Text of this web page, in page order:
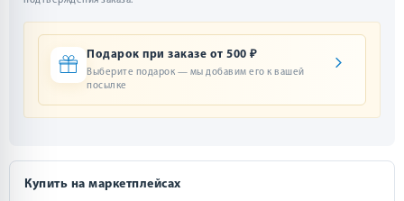
Подарок при заказе от 500 ₽
Выберите подарок — мы добавим его к вашей
посылке
Купить на маркетплейсах